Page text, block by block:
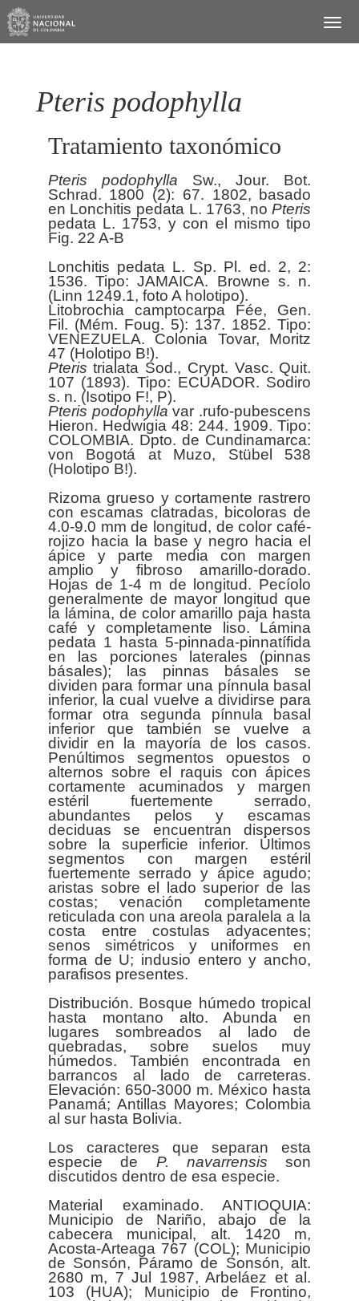
Pteris podophylla
Tratamiento taxonómico
Pteris podophylla Sw., Jour. Bot.
Schrad. 1800 (2): 67. 1802, basado
en Lonchitis pedata L. 1763, noPteris
pedata L. 1753, y con el mismo tipo
Fig. 22 A-B
Lonchitis pedata L. Sp. Pl. ed. 2, 2:
1536. Tipo: JAMAICA. Browne s. n.
(Linn 1249.1, foto A holotipo).
Litobrochia camptocarpa Fée, Gen.
Fil. (Mém. Foug. 5): 137. 1852. Tipo:
VENEZUELA. Colonia Tovar, Moritz
Pteris trialata Sod., Crypt. Vasc. Quit.
107 (1893). Tipo: ECUADOR. Sodiro
Pteris podophylla var .rufo-pubescens
Hieron. Hedwigia 48: 244. 1909. Tipo:
COLOMBIA. Dpto. de Cundinamarca:
von Bogotá at Muzo, Stübel 538
(Holotipo B!).
Rizoma grueso y cortamente rastrero
con escamas clatradas, bicoloras de
4.0-9.0 mm de longitud, de color café-
rojizo hacia la base y negro hacia el
ápice y parte media con margen
amplio y fibroso amarillo-dorado.
Hojas de 1-4 m de longitud. Pecíolo
generalmente de mayor longitud que
la lámina, de color amarillo paja hasta
café y completamente liso. Lámina
pedata 1 hasta 5-pinnada-pinnatífida
en las porciones laterales (pinnas
básales); las pinnas básales se
dividen para formar una pínnula basal
inferior, la cual vuelve a dividirse para
formar otra segunda pínnula basal
inferior que también se vuelve a
dividir en la mayoría de los casos.
Penúltimos segmentos opuestos o
alternos sobre el raquis con ápices
cortamente acuminados y margen
estéril fuertemente serrado,
abundantes pelos y escamas
deciduas se encuentran dispersos
sobre la superficie inferior. Últimos
segmentos con margen estéril
fuertemente serrado y ápice agudo;
aristas sobre el lado superior de las
costas; venación completamente
reticulada con una areola paralela a la
costa entre costulas adyacentes;
senos simétricos y uniformes en
forma de U; indusio entero y ancho,
parafisos presentes.
Distribución. Bosque húmedo tropical
hasta montano alto. Abunda en
lugares sombreados al lado de
quebradas, sobre suelos muy
húmedos. También encontrada en
barrancos al lado de carreteras.
Elevación: 650-3000 m. México hasta
Panamá; Antillas Mayores; Colombia
al sur hasta Bolivia.
Los caracteres que separan esta
especie de P. navarrensis son
discutidos dentro de esa especie.
Material examinado. ANTIOQUIA:
Municipio de Nariño, abajo de la
cabecera municipal, alt. 1420 m,
Acosta-Arteaga 767 (COL); Municipio
de Sonsón, Páramo de Sonsón, alt.
2680 m, 7 Jul 1987, Arbeláez et al.
103 (HUA); Municipio de Frontino,